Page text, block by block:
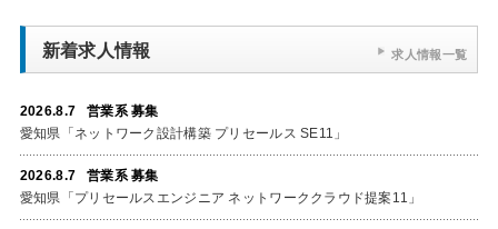
新着求人情報
2026.8.7 営業系 募集
愛知県「ネットワーク設計構築 プリセールス SE11」
2026.8.7 営業系 募集
愛知県「プリセールスエンジニア ネットワーククラウド提案11」
求人情報一覧